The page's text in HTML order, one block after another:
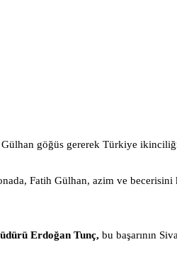
Gülhan göğüs gererek Türkiye
Fatih Gülhan, azim ve
Erdoğan Tunç, bu başarının